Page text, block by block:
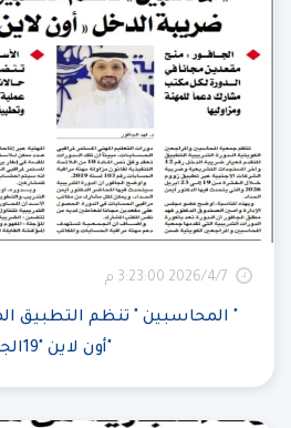
7‏‏/4‏‏/2026 3:23:00 م
" المحاسبين " تنظم التطبيق
"أون لاين "19الجاري